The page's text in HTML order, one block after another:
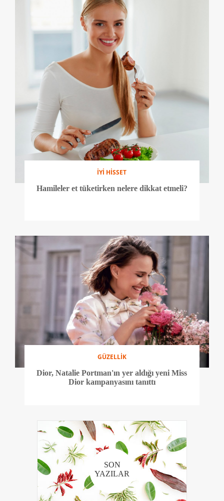
İYİ HİSSET
Hamileler et tüketirken nelere dikkat etmeli?
GÜZELLİK
Dior, Natalie Portman'ın yer aldığı yeni Miss
Dior kampanyasını tanıttı
SON
YAZILAR